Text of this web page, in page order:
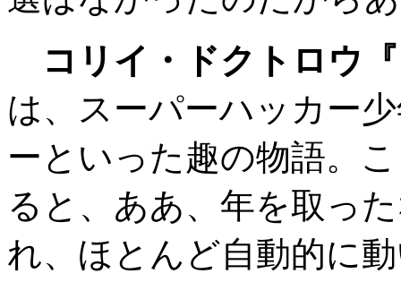
コリイ・ドクトロウ
は、スーパーハッカー
ーといった趣の物語。
ると、ああ、年を取っ
れ、ほとんど自動的に